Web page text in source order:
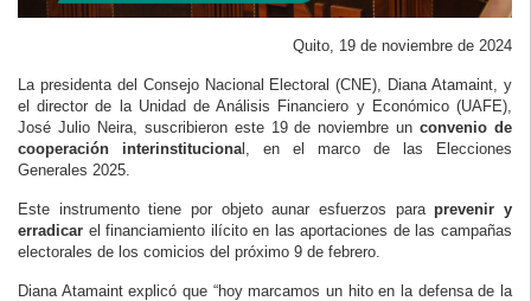
Quito, 19 de noviembre de 2024
La presidenta del Consejo Nacional Electoral (CNE), Diana Atamaint, y
el director de la Unidad de Análisis Financiero y Económico (UAFE),
José Julio Neira, suscribieron este 19 de noviembre unconvenio de
cooperación interinstituciona l, en el marco de las Elecciones
Generales 2025.
Este instrumento tiene por objeto aunar esfuerzos paraprevenir y
erradicar el financiamiento ilícito en las aportaciones de las campañas
electorales de los comicios del próximo 9 de febrero.
Diana Atamaint explicó que “hoy marcamos un hito en la defensa de la